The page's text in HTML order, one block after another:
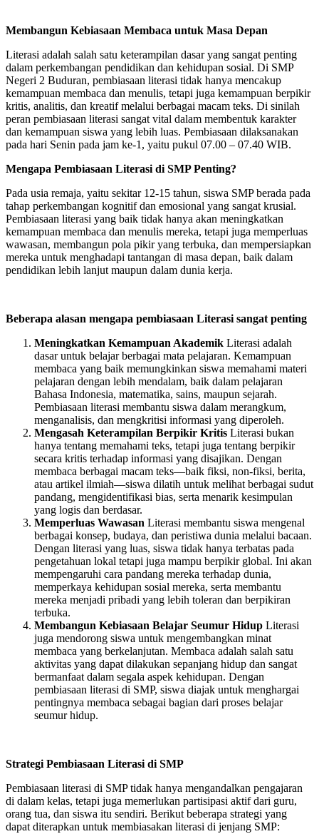
Membangun Kebiasaan Membaca untuk Masa Depan
Literasi adalah salah satu keterampilan dasar yang sangat penting
dalam perkembangan pendidikan dan kehidupan sosial. Di SMP
Negeri 2 Buduran, pembiasaan literasi tidak hanya mencakup
kemampuan membaca dan menulis, tetapi juga kemampuan berpikir
kritis, analitis, dan kreatif melalui berbagai macam teks. Di sinilah
peran pembiasaan literasi sangat vital dalam membentuk karakter
dan kemampuan siswa yang lebih luas. Pembiasaan dilaksanakan
pada hari Senin pada jam ke-1, yaitu pukul 07.00 – 07.40 WIB.
Mengapa Pembiasaan Literasi di SMP Penting?
Pada usia remaja, yaitu sekitar 12-15 tahun, siswa SMP berada pada
tahap perkembangan kognitif dan emosional yang sangat krusial.
Pembiasaan literasi yang baik tidak hanya akan meningkatkan
kemampuan membaca dan menulis mereka, tetapi juga memperluas
wawasan, membangun pola pikir yang terbuka, dan mempersiapkan
mereka untuk menghadapi tantangan di masa depan, baik dalam
pendidikan lebih lanjut maupun dalam dunia kerja.
Beberapa alasan mengapa pembiasaan Literasi sangat penting
Meningkatkan Kemampuan Akademik Literasi adalah
dasar untuk belajar berbagai mata pelajaran. Kemampuan
membaca yang baik memungkinkan siswa memahami materi
pelajaran dengan lebih mendalam, baik dalam pelajaran
Bahasa Indonesia, matematika, sains, maupun sejarah.
Pembiasaan literasi membantu siswa dalam merangkum,
menganalisis, dan mengkritisi informasi yang diperoleh.
Mengasah Keterampilan Berpikir Kritis Literasi bukan
hanya tentang memahami teks, tetapi juga tentang berpikir
secara kritis terhadap informasi yang disajikan. Dengan
membaca berbagai macam teks—baik fiksi, non-fiksi, berita,
atau artikel ilmiah—siswa dilatih untuk melihat berbagai sudut
pandang, mengidentifikasi bias, serta menarik kesimpulan
yang logis dan berdasar.
Memperluas Wawasan Literasi membantu siswa mengenal
berbagai konsep, budaya, dan peristiwa dunia melalui bacaan.
Dengan literasi yang luas, siswa tidak hanya terbatas pada
pengetahuan lokal tetapi juga mampu berpikir global. Ini akan
mempengaruhi cara pandang mereka terhadap dunia,
memperkaya kehidupan sosial mereka, serta membantu
mereka menjadi pribadi yang lebih toleran dan berpikiran
terbuka.
Membangun Kebiasaan Belajar Seumur Hidup Literasi
juga mendorong siswa untuk mengembangkan minat
membaca yang berkelanjutan. Membaca adalah salah satu
aktivitas yang dapat dilakukan sepanjang hidup dan sangat
bermanfaat dalam segala aspek kehidupan. Dengan
pembiasaan literasi di SMP, siswa diajak untuk menghargai
pentingnya membaca sebagai bagian dari proses belajar
seumur hidup.
Strategi Pembiasaan Literasi di SMP
Pembiasaan literasi di SMP tidak hanya mengandalkan pengajaran
di dalam kelas, tetapi juga memerlukan partisipasi aktif dari guru,
orang tua, dan siswa itu sendiri. Berikut beberapa strategi yang
dapat diterapkan untuk membiasakan literasi di jenjang SMP: